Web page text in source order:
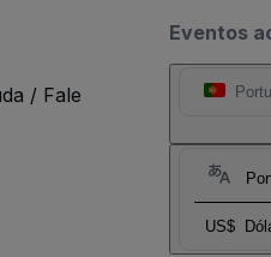
Eventos
US$
/ Fale